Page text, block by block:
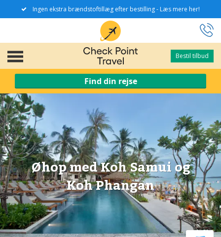
Ingen ekstra brændstoftillæg efter bestilling - Læs mere her!
Bestil tilbud
Bestil tilbud
Find din rejse
Øhop med Koh Samui og
Koh Phangan